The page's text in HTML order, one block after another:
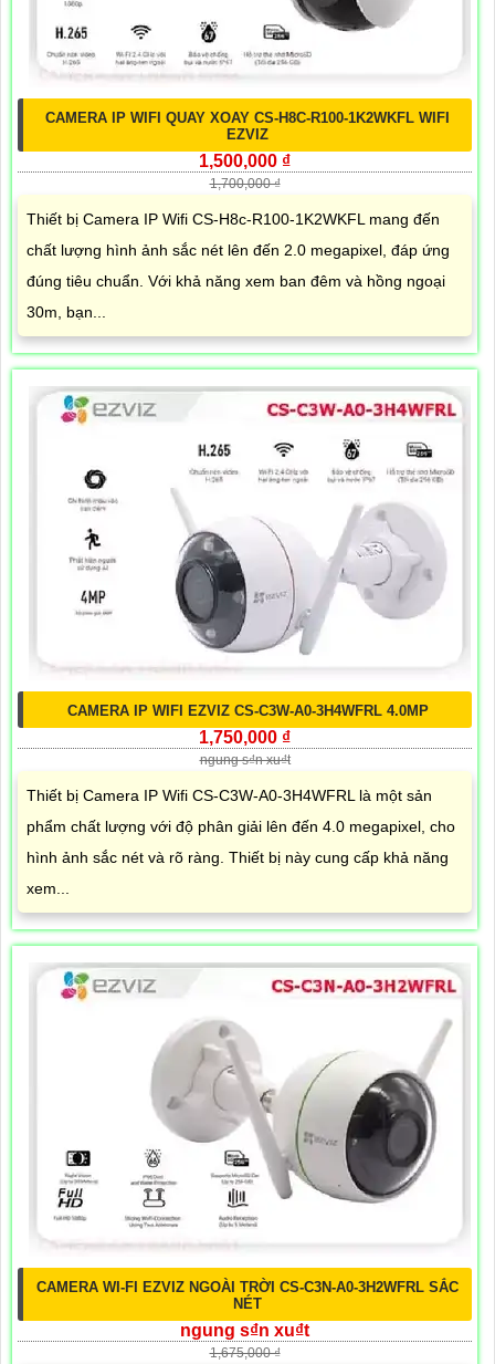
CAMERA IP WIFI QUAY XOAY CS-H8C-R100-1K2WKFL WIFI
EZVIZ
1,500,000 ₫
1,700,000 ₫
Thiết bị Camera IP Wifi CS-H8c-R100-1K2WKFL mang đến
chất lượng hình ảnh sắc nét lên đến 2.0 megapixel, đáp ứng
đúng tiêu chuẩn. Với khả năng xem ban đêm và hồng ngoại
30m, bạn...
CAMERA IP WIFI EZVIZ CS-C3W-A0-3H4WFRL 4.0MP
1,750,000 ₫
ngung s₫n xu₫t
Thiết bị Camera IP Wifi CS-C3W-A0-3H4WFRL là một sản
phẩm chất lượng với độ phân giải lên đến 4.0 megapixel, cho
hình ảnh sắc nét và rõ ràng. Thiết bị này cung cấp khả năng
xem...
CAMERA WI-FI EZVIZ NGOÀI TRỜI CS-C3N-A0-3H2WFRL SẮC
NÉT
ngung s₫n xu₫t
1,675,000 ₫